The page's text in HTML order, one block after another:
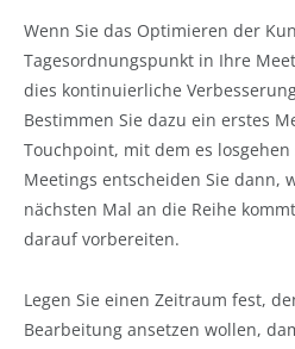
Wenn Sie das Optimieren der
Tagesordnungspunkt in Ihre
dies kontinuierliche
Bestimmen Sie dazu ein erstes
Touchpoint, mit dem es losgehen
Meetings entscheiden Sie dann,
nächsten Mal an die Reihe
darauf vorbereiten.
Legen Sie einen Zeitraum fest,
Bearbeitung ansetzen wollen,